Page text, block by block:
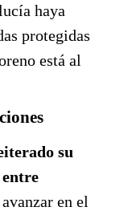
haya
protegidas
está al
su
en el